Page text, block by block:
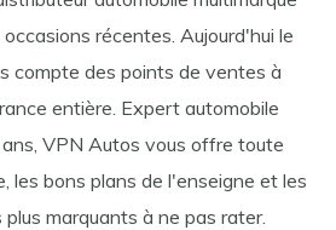
récentes. Aujourd'hui le
compte des points de ventes à
entière. Expert automobile
VPN Autos vous offre toute
les bons plans de l'enseigne et les
marquants à ne pas rater.